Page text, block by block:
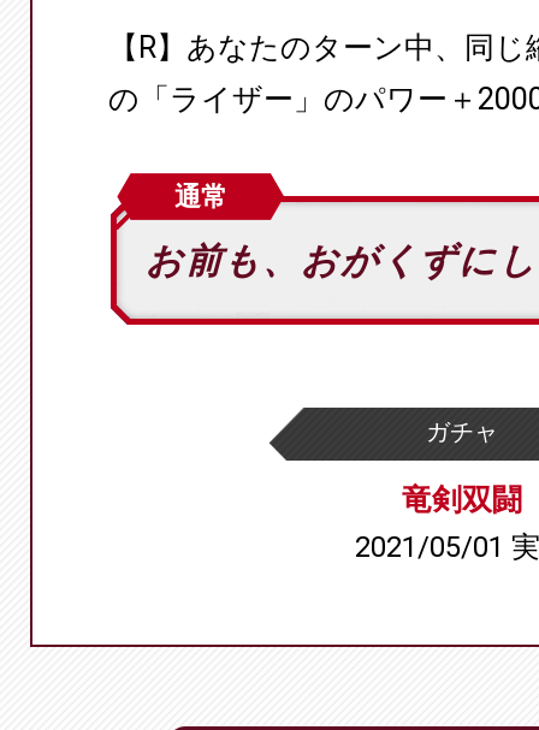
【R】あなたのターン中、同
の「ライザー」のパワー＋
通常
お前も、おがくずに
ガチャ
竜剣双闘
2021/05/01